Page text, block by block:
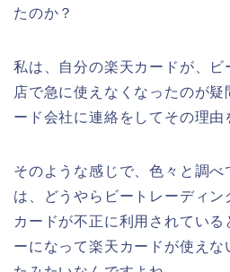
たのか？
私は、自分の楽天カードが、ビ
店で急に使えなくなったのが疑
ード会社に連絡をしてその理由
そのような感じで、色々と調べ
は、どうやらビートレーディン
カードが不正に利用されている
ーになって楽天カードが使えな